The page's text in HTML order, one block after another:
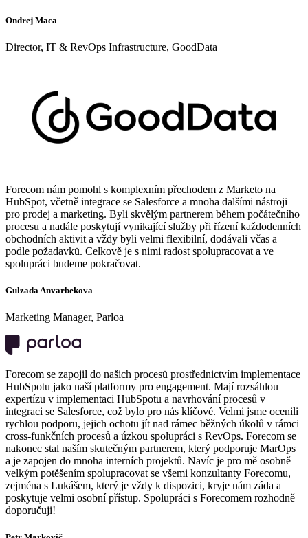
Ondrej Maca
Director, IT & RevOps Infrastructure, GoodData
Forecom nám pomohl s komplexním přechodem z Marketo na
HubSpot, včetně integrace se Salesforce a mnoha dalšími nástroji
pro prodej a marketing. Byli skvělým partnerem během počátečního
procesu a nadále poskytují vynikající služby při řízení každodenních
obchodních aktivit a vždy byli velmi flexibilní, dodávali včas a
podle požadavků. Celkově je s nimi radost spolupracovat a ve
spolupráci budeme pokračovat.
Gulzada Anvarbekova
Marketing Manager, Parloa
Forecom se zapojil do našich procesů prostřednictvím implementace
HubSpotu jako naší platformy pro engagement. Mají rozsáhlou
expertízu v implementaci HubSpotu a navrhování procesů v
integraci se Salesforce, což bylo pro nás klíčové. Velmi jsme ocenili
rychlou podporu, jejich ochotu jít nad rámec běžných úkolů v rámci
cross-funkčních procesů a úzkou spolupráci s RevOps. Forecom se
nakonec stal naším skutečným partnerem, který podporuje MarOps
a je zapojen do mnoha interních projektů. Navíc je pro mě osobně
velkým potěšením spolupracovat se všemi konzultanty Forecomu,
zejména s Lukášem, který je vždy k dispozici, kryje nám záda a
poskytuje velmi osobní přístup. Spolupráci s Forecomem rozhodně
doporučuji!